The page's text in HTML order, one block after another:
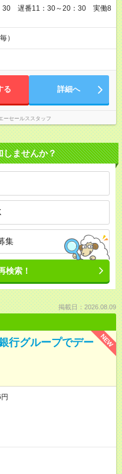
30 遅番11：30～20：30 実働8
）
る 詳細へ
ーセールススタッフ
しませんか？
集
検索！
掲載日：2026.08.09
NEW
行グループでデー